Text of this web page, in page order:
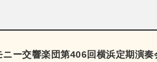
ニー交響楽団第406回横浜定期演奏